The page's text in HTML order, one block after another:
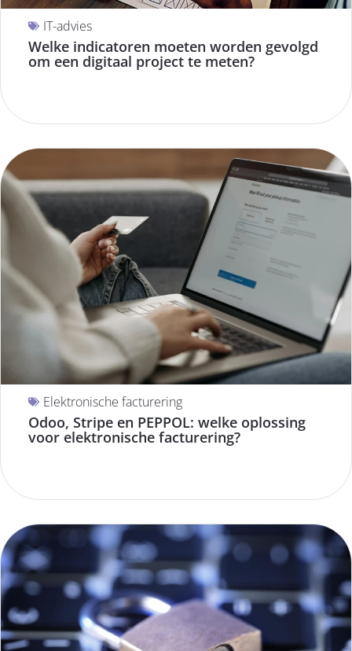
IT-advies
Welke indicatoren moeten worden gevolgd
om een digitaal project te meten?
Elektronische facturering
Odoo, Stripe en PEPPOL: welke oplossing
voor elektronische facturering?